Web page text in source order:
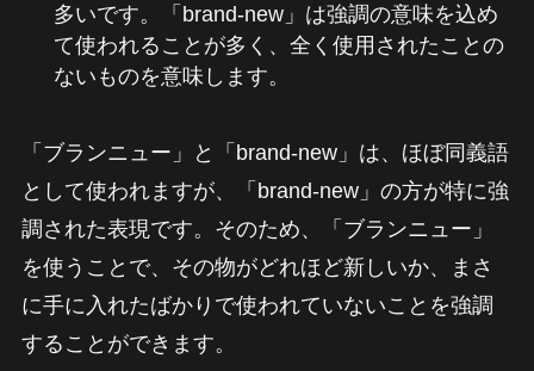
多いです。「brand-new」は強調の意味を込め
て使われることが多く、全く使用されたことの
ないものを意味します。
「ブランニュー」と「brand-new」は、ほぼ同義語
として使われますが、「brand-new」の方が特に強
調された表現です。そのため、「ブランニュー」
を使うことで、その物がどれほど新しいか、まさ
に手に入れたばかりで使われていないことを強調
することができます。